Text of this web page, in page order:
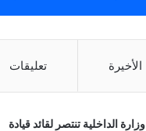
الأخيرة تعليقات
وزارة الداخلية تنتصر لقائد قيادة